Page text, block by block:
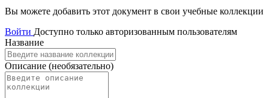
Вы можете добавить этот документ в свои учебные коллекции
Войти Доступно только авторизованным пользователям
Название
Описание (необязательно)